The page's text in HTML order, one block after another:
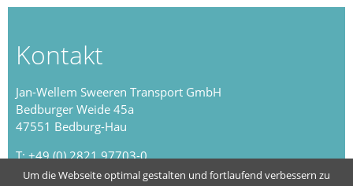
Kontakt
Jan-Wellem Sweeren Transport GmbH
Bedburger Weide 45a
47551 Bedburg-Hau
T: +49 (0) 2821 97703-0
F: +49 (0) 2821 97703-99
Um die Webseite optimal gestalten und fortlaufend verbessern zu